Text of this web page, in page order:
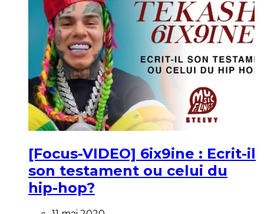
[Focus-VIDEO] 6ix9ine : Ecrit-il
son testament ou celui du
hip-hop?